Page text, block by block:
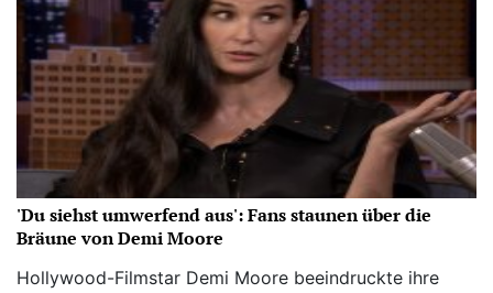
'Du siehst umwerfend aus': Fans staunen über die
Bräune von Demi Moore
Hollywood-Filmstar Demi Moore beeindruckte ihre